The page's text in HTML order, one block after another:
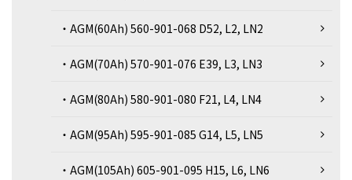
・AGM(60Ah) 560-901-068 D52, L2, LN2
・AGM(70Ah) 570-901-076 E39, L3, LN3
・AGM(80Ah) 580-901-080 F21, L4, LN4
・AGM(95Ah) 595-901-085 G14, L5, LN5
・AGM(105Ah) 605-901-095 H15, L6, LN6